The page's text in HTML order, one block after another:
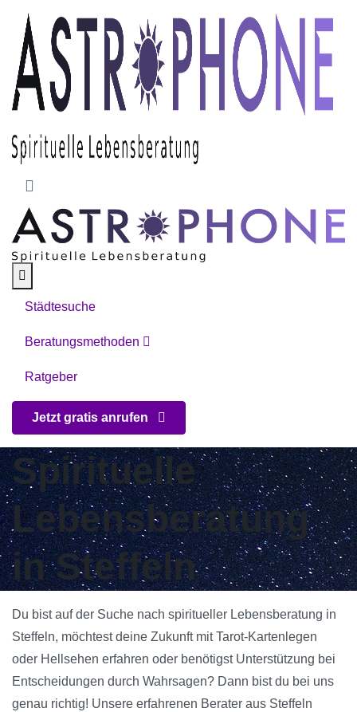
Skip to main content
Städtesuche
Beratungsmethoden
Ratgeber
Jetzt gratis anrufen
Spirituelle
Lebensberatung
in Steffeln
Du bist auf der Suche nach spiritueller Lebensberatung in
Steffeln, möchtest deine Zukunft mit Tarot-Kartenlegen
oder Hellsehen erfahren oder benötigst Unterstützung bei
Entscheidungen durch Wahrsagen? Dann bist du bei uns
genau richtig! Unsere erfahrenen Berater aus Steffeln